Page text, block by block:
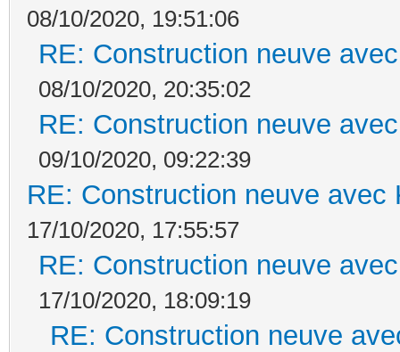
08/10/2020, 19:51:06
RE: Construction neuve
08/10/2020, 20:35:02
RE: Construction neuve
09/10/2020, 09:22:39
RE: Construction neuve avec
17/10/2020, 17:55:57
RE: Construction neuve
17/10/2020, 18:09:19
RE: Construction neuve